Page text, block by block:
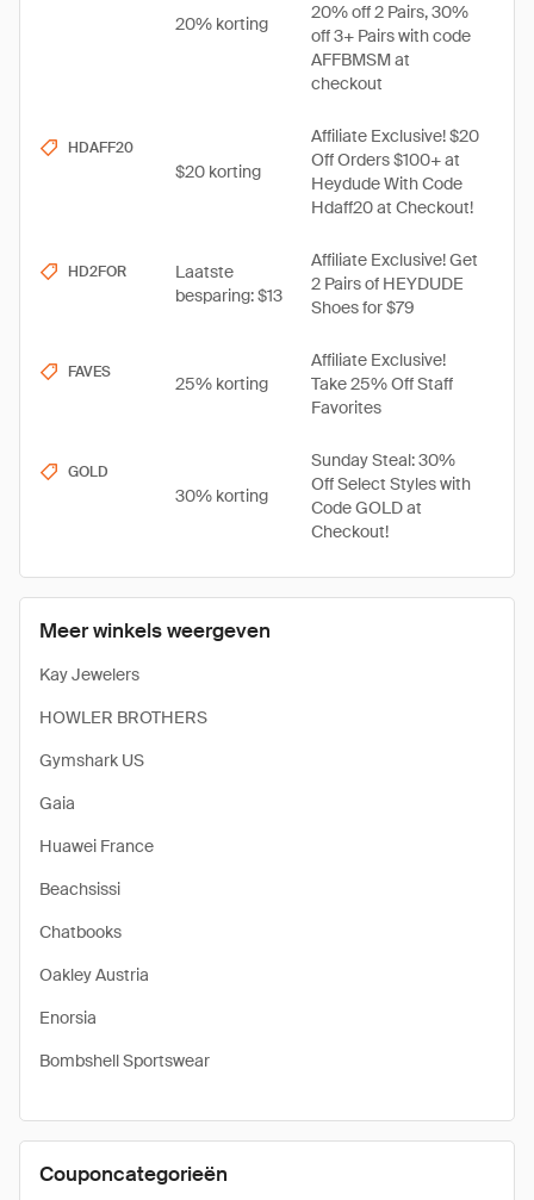
Meer winkels weergeven
Kay Jewelers
HOWLER BROTHERS
Gymshark US
Gaia
Huawei France
Beachsissi
Chatbooks
Oakley Austria
Enorsia
Bombshell Sportswear
Couponcategorieën
20% korting
20% off 2 Pairs, 30%
off 3+ Pairs with code
AFFBMSM at
checkout
HDAFF20
$20 korting
Affiliate Exclusive! $20
Off Orders $100+ at
Heydude With Code
Hdaff20 at Checkout!
HD2FOR
Laatste
besparing: $13
Affiliate Exclusive! Get
2 Pairs of HEYDUDE
Shoes for $79
FAVES
25% korting
Affiliate Exclusive!
Take 25% Off Staff
Favorites
GOLD
30% korting
Sunday Steal: 30%
Off Select Styles with
Code GOLD at
Checkout!